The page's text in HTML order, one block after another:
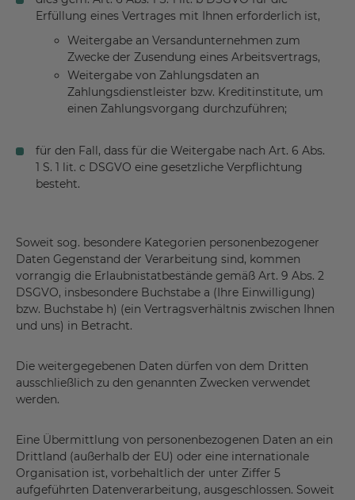
Erfüllung eines Vertrages mit Ihnen erforderlich ist,
Weitergabe an Versandunternehmen zum
Zwecke der Zusendung eines Arbeitsvertrags,
Weitergabe von Zahlungsdaten an
Zahlungsdienstleister bzw. Kreditinstitute, um
einen Zahlungsvorgang durchzuführen;
für den Fall, dass für die Weitergabe nach Art. 6 Abs.
1 S. 1 lit. c DSGVO eine gesetzliche Verpflichtung
besteht.
Soweit sog. besondere Kategorien personenbezogener
Daten Gegenstand der Verarbeitung sind, kommen
vorrangig die Erlaubnistatbestände gemäß Art. 9 Abs. 2
DSGVO, insbesondere Buchstabe a (Ihre Einwilligung)
bzw. Buchstabe h) (ein Vertragsverhältnis zwischen Ihnen
und uns) in Betracht.
Die weitergegebenen Daten dürfen von dem Dritten
ausschließlich zu den genannten Zwecken verwendet
werden.
Eine Übermittlung von personenbezogenen Daten an ein
Drittland (außerhalb der EU) oder eine internationale
Organisation ist, vorbehaltlich der unter Ziffer 5
aufgeführten Datenverarbeitung, ausgeschlossen. Soweit